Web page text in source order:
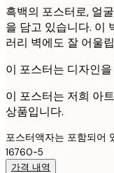
흑백의 포스터로, 얼
을 담고 있습니다. 이
러리 벽에도 잘 어울
이 포스터는 디자인
이 포스터는 저희 아
상품입니다.
포스터액자는 포함되어
16760-5
가격 내역